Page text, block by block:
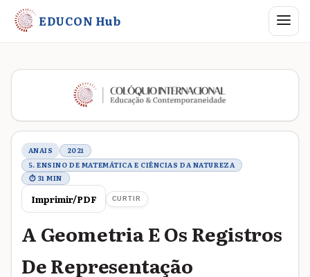
EDUCON Hub Abrir
Metadados do trabalho
ANAIS
2021
5. ENSINO DE MATEMÁTICA E CIÊNCIAS DA NATUREZA
⏱ 31 MIN
Imprimir/PDF CURTIR
A Geometria E Os Registros
De Representação